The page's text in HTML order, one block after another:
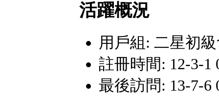
活躍概況
用戶組: 二星初
註冊時間: 12-3-1
最後訪問: 13-7-6